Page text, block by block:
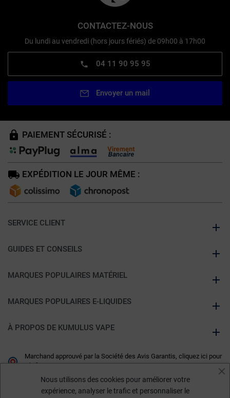
CONTACTEZ-NOUS
Du lundi au vendredi (hors jours fériés) de 09h00 à 17h00
04 11 90 95 95
Envoyer un mail
PAIEMENT SÉCURISÉ :
EXPÉDITION LE JOUR MÊME :
SERVICE CLIENT
GUIDES ET CONSEILS
MARQUES POPULAIRES MATÉRIEL
MARQUES POPULAIRES E-LIQUIDES
À PROPOS DE KUMULUS VAPE
Marchand approuvé par la Société des Avis Garantis, cliquez ici pour
vérifier.
Nous utilisons des cookies pour améliorer votre
expérience, analyser le trafic et personnaliser le